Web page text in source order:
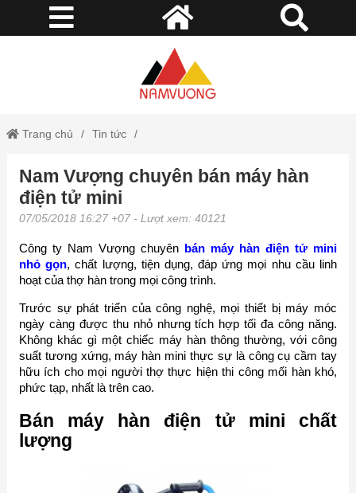
Trang chủ Tin tức
Nam Vượng chuyên bán máy hàn điện tử mini
Nam Vượng chuyên bán máy hàn
điện tử mini
07/05/2018 16:27 +07 - Lượt xem: 40121
Công ty Nam Vượng chuyên bán máy hàn điện tử mini
nhỏ gọn, chất lượng, tiện dụng, đáp ứng mọi nhu cầu linh
hoạt của thợ hàn trong mọi công trình.
Trước sự phát triển của công nghệ, mọi thiết bị máy móc
ngày càng được thu nhỏ nhưng tích hợp tối đa công năng.
Không khác gì một chiếc máy hàn thông thường, với công
suất tương xứng, máy hàn mini thực sự là công cụ cầm tay
hữu ích cho mọi người thợ thực hiện thi công mối hàn khó,
phức tạp, nhất là trên cao.
Bán máy hàn điện tử mini chất
lượng